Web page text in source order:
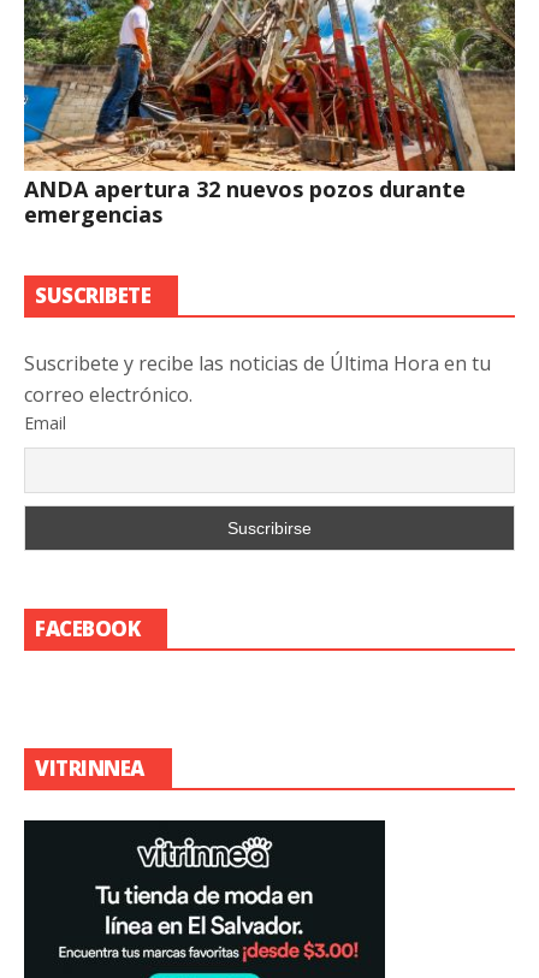
ANDA apertura 32 nuevos pozos durante
emergencias
SUSCRIBETE
Suscribete y recibe las noticias de Última Hora en tu
correo electrónico.
Email
FACEBOOK
VITRINNEA